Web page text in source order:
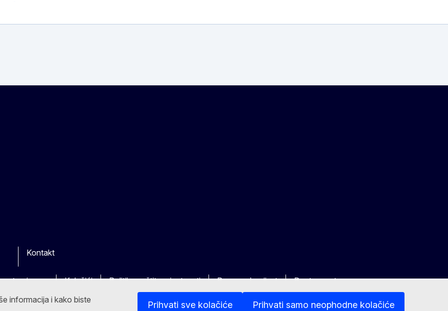
informacija i kako biste
Prihvati sve kolačiće Prihvati samo neophodne kolačiće
Kontakt
stranicama Kolačići Politika zaštite privatnosti Pravna obavijest Dostupnost